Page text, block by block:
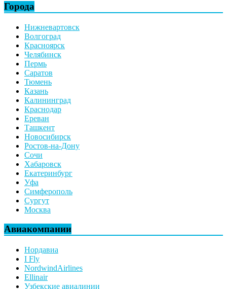
Города
Нижневартовск
Волгоград
Красноярск
Челябинск
Пермь
Саратов
Тюмень
Казань
Калининград
Краснодар
Ереван
Ташкент
Новосибирск
Ростов-на-Дону
Сочи
Хабаровск
Екатеринбург
Уфа
Симферополь
Сургут
Москва
Авиакомпании
Нордавиа
I Fly
NordwindAirlines
Ellinair
Узбекские авиалинии